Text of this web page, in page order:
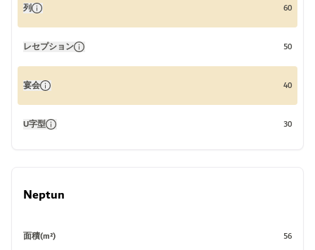
列 60
レセプション 50
宴会 40
U字型 30
Neptun
面積(m²) 56